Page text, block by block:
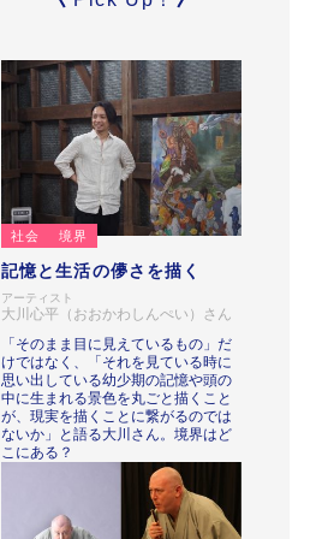
社会 境界
記憶と生活の儚さを描く
アーティスト
大川心平（おおかわしんぺい）さん
「そのまま目に見えているもの」だ
けではなく、「それを見ている時に
思い出している幼少期の記憶や頭の
中に生まれる景色を丸ごと描くこと
が、現実を描くことに繋がるのでは
ないか」と語る大川さん。境界はど
こにある？